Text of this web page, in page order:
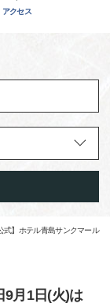
アクセス
式】ホテル青島サンクマール
月1日(火)は